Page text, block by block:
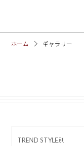
ホーム ギャラリー
TREND STYLE別